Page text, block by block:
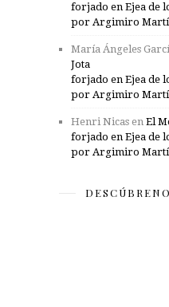
forjado en Ejea de
por Argimiro
María Ángeles
Jota
forjado en Ejea de
por Argimiro
Henri Nicas en El
forjado en Ejea de
por Argimiro